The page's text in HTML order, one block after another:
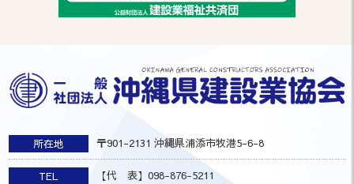
所在地 〒901-2131 沖縄県浦添市牧港5-6-8
TEL 【代 表】098-876-5211